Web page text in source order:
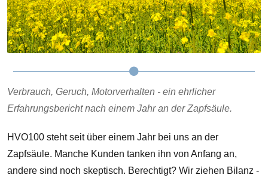
Verbrauch, Geruch, Motorverhalten - ein ehrlicher
Erfahrungsbericht nach einem Jahr an der Zapfsäule.
HVO100 steht seit über einem Jahr bei uns an der
Zapfsäule. Manche Kunden tanken ihn von Anfang an,
andere sind noch skeptisch. Berechtigt? Wir ziehen Bilanz -